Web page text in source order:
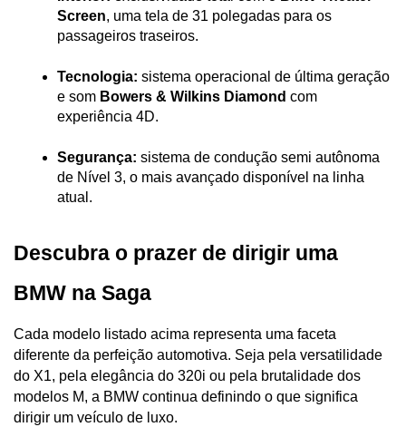
Screen, uma tela de 31 polegadas para os
passageiros traseiros.
Tecnologia: sistema operacional de última geração
e som Bowers & Wilkins Diamond com
experiência 4D.
Segurança: sistema de condução semi autônoma
de Nível 3, o mais avançado disponível na linha
atual.
Descubra o prazer de dirigir uma
BMW na Saga
Cada modelo listado acima representa uma faceta
diferente da perfeição automotiva. Seja pela versatilidade
do X1, pela elegância do 320i ou pela brutalidade dos
modelos M, a BMW continua definindo o que significa
dirigir um veículo de luxo.